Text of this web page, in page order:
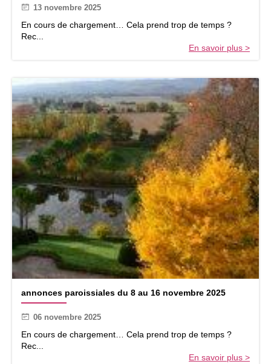
r
o
i
s
s
a
l
e
d
u
1
a
u
2
13 novembre 2025
En cours de chargement… Cela prend trop de temps ?
Rec...
En savoir plus >
annonces paroissiales du 8 au 16 novembre 2025
06 novembre 2025
En cours de chargement… Cela prend trop de temps ?
Rec...
En savoir plus >